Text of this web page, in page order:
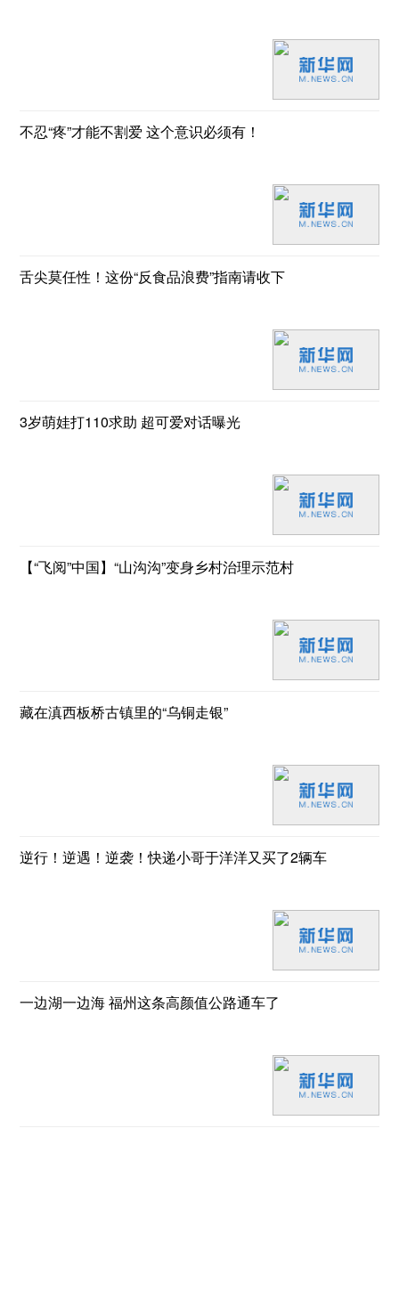
不忍“疼”才能不割爱 这个意识必须有！
舌尖莫任性！这份“反食品浪费”指南请收下
3岁萌娃打110求助 超可爱对话曝光
【“飞阅”中国】“山沟沟”变身乡村治理示范村
藏在滇西板桥古镇里的“乌铜走银”
逆行！逆遇！逆袭！快递小哥于洋洋又买了2辆车
一边湖一边海 福州这条高颜值公路通车了